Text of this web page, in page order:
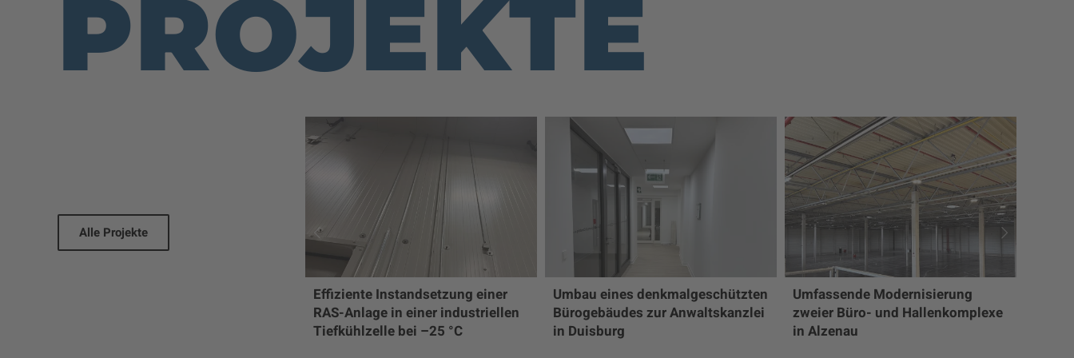
PROJEKTE
Alle Projekte
Effiziente Instandsetzung einer
RAS-Anlage in einer industriellen
Tiefkühlzelle bei –25 °C
Umbau eines denkmalgeschützten
Bürogebäudes zur Anwaltskanzlei
in Duisburg
Umfassende Modernisierung
zweier Büro- und Hallenkomplexe
in Alzenau